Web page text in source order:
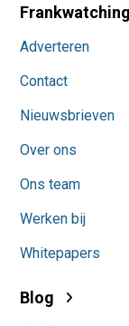
Frankwatching
Adverteren
Contact
Nieuwsbrieven
Over ons
Ons team
Werken bij
Whitepapers
Blog